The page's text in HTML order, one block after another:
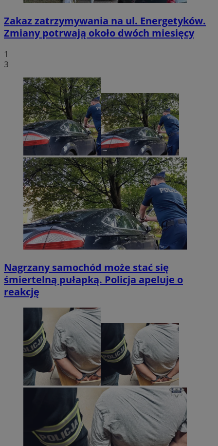
Zakaz zatrzymywania na ul. Energetyków.
Zmiany potrwają około dwóch miesięcy
1
3
Nagrzany samochód może stać się
śmiertelną pułapką. Policja apeluje o
reakcję